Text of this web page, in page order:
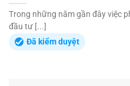
Trong những năm gần đây việc
đầu tư [...]
Đã kiểm duyệt